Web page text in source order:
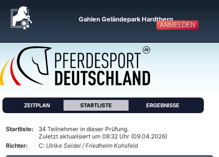
ANMELDEN
Gahlen Geländepark Hardtberg
ZEITPLAN STARTLISTE ERGEBNISSE
Startliste:
34 Teilnehmer in dieser Prüfung.
Zuletzt aktualisiert um 08:32 Uhr (09.04.2026)
Richter:
C: Ulrike Seidel / Friedhelm Kohsfeld